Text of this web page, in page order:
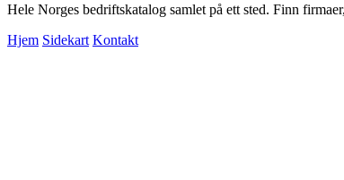
Hele Norges bedriftskatalog samlet på ett sted. Finn
Hjem Sidekart Kontakt